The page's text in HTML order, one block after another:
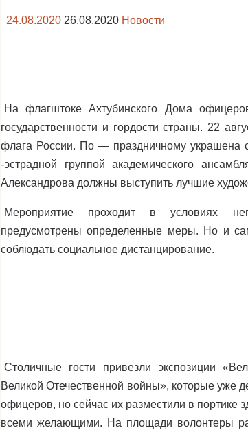
24.08.2020 26.08.2020 Новости
На флагштоке Ахтубинского Дома
государственности и гордости страны. 22
флага России. По — праздничному украшена
-эстрадной группой академического
Александрова должны выступить лучшие
Мероприятие проходит в условиях
предусмотрены определенные меры. Но и
соблюдать социальное дистанцирование.
Столичные гости привезли экспозиции
Великой Отечественной войны», которые уже
офицеров, но сейчас их разместили в портике
всеми желающими. На площади волонтеры